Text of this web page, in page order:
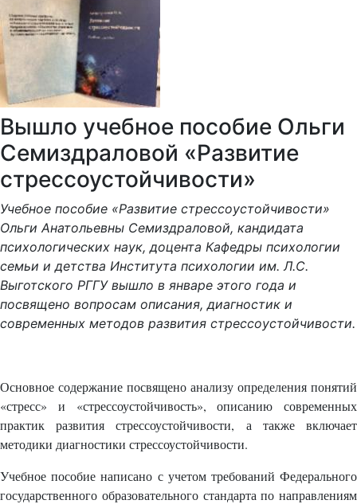
Вышло учебное пособие Ольги
Семиздраловой «Развитие
стрессоустойчивости»
Учебное пособие «Развитие стрессоустойчивости»
Ольги Анатольевны Семиздраловой, кандидата
психологических наук, доцента Кафедры психологии
семьи и детства Института психологии им. Л.С.
Выготского РГГУ вышло в январе этого года и
посвящено вопросам описания, диагностик и
современных методов развития стрессоустойчивости.
Основное содержание посвящено анализу определения понятий
«стресс» и «стрессоустойчивость», описанию современных
практик развития стрессоустойчивости, а также включает
методики диагностики стрессоустойчивости.
Учебное пособие написано с учетом требований Федерального
государственного образовательного стандарта по направлениям